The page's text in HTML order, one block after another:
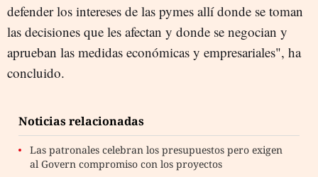
defender los intereses de las pymes allí donde se toman
las decisiones que les afectan y donde se negocian y
aprueban las medidas económicas y empresariales", ha
concluido.
Noticias relacionadas
Las patronales celebran los presupuestos pero exigen
al Govern compromiso con los proyectos